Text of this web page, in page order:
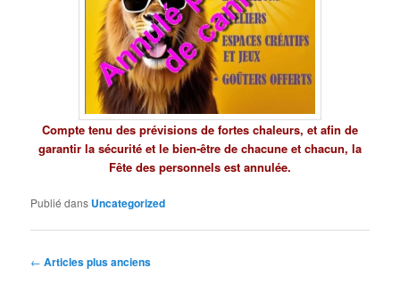
Compte tenu des prévisions de fortes chaleurs, et afin de
garantir la sécurité et le bien-être de chacune et chacun, la
Fête des personnels est annulée.
Publié dans Uncategorized
Navigation
← Articles plus anciens